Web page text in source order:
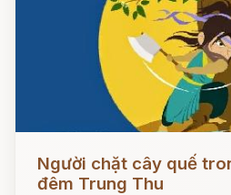
Người chặt cây quế
đêm Trung Thu